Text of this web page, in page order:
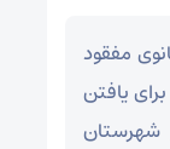
مفقود
یافتن
شهرستان